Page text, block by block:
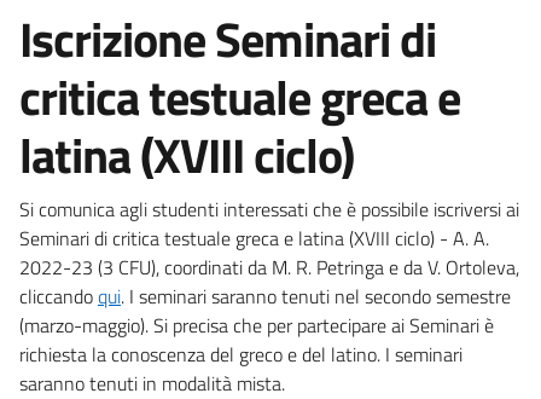
Iscrizione Seminari di
critica testuale greca e
latina (XVIII ciclo)
Si comunica agli studenti interessati che è possibile iscriversi ai
Seminari di critica testuale greca e latina (XVIII ciclo) - A. A.
2022-23 (3 CFU), coordinati da M. R. Petringa e da V. Ortoleva,
cliccandoqui. I seminari saranno tenuti nel secondo semestre
(marzo-maggio). Si precisa che per partecipare ai Seminari è
richiesta la conoscenza del greco e del latino. I seminari
saranno tenuti in modalità mista.